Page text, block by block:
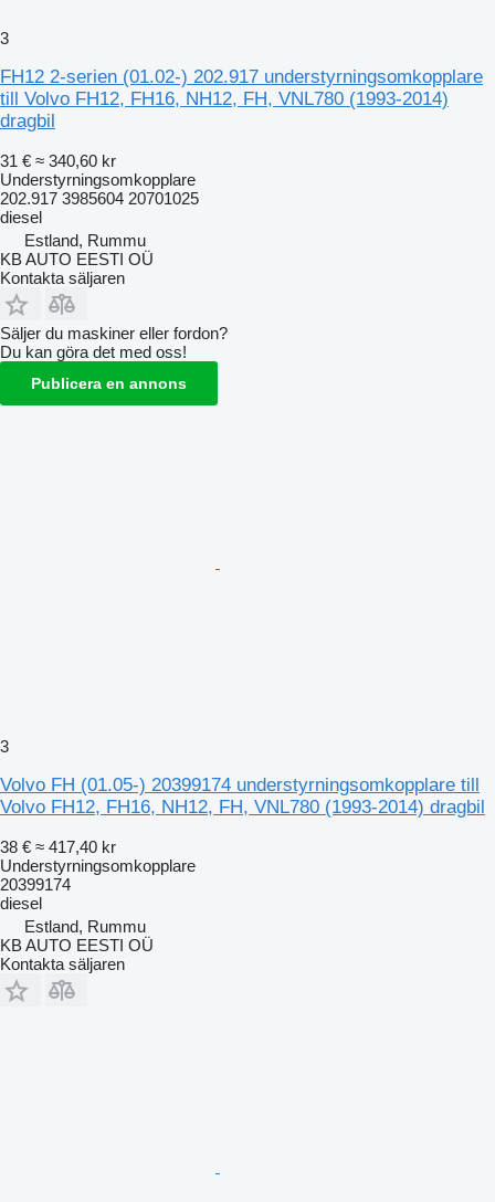
3
FH12 2-serien (01.02-) 202.917 understyrningsomkopplare
till Volvo FH12, FH16, NH12, FH, VNL780 (1993-2014)
dragbil
31 € ≈ 340,60 kr
Understyrningsomkopplare
202.917 3985604 20701025
diesel
Estland, Rummu
KB AUTO EESTI OÜ
Kontakta säljaren
Säljer du maskiner eller fordon?
Du kan göra det med oss!
Publicera en annons
3
Volvo FH (01.05-) 20399174 understyrningsomkopplare till
Volvo FH12, FH16, NH12, FH, VNL780 (1993-2014) dragbil
38 € ≈ 417,40 kr
Understyrningsomkopplare
20399174
diesel
Estland, Rummu
KB AUTO EESTI OÜ
Kontakta säljaren